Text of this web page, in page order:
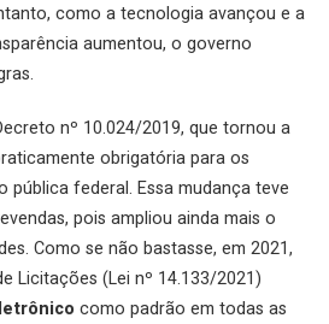
como a tecnologia avançou e a
aumentou, o governo
nº 10.024/2019, que tornou a
obrigatória para os
pública federal. Essa mudança teve
pois ampliou ainda mais o
Como se não bastasse, em 2021,
Licitações (Lei nº 14.133/2021)
como padrão em todas as